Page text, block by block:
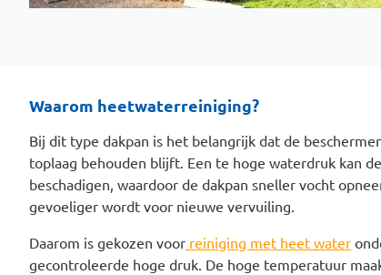
Waarom heetwaterreiniging?
Bij dit type dakpan is het belangrijk dat de
toplaag behouden blijft. Een te hoge waterdruk kan
beschadigen, waardoor de dakpan sneller vocht
gevoeliger wordt voor nieuwe vervuiling.
Daarom is gekozen voor reiniging met heet water
gecontroleerde hoge druk. De hoge temperatuur